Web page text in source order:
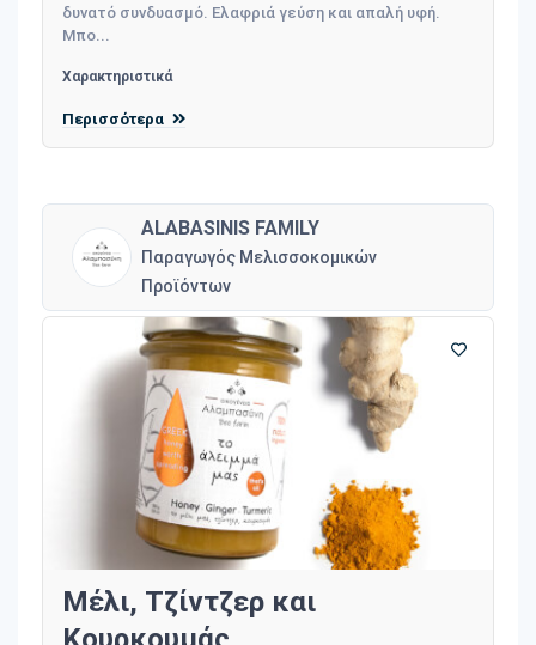
δυνατό συνδυασμό. Ελαφριά γεύση και απαλή υφή.
Μπο...
Χαρακτηριστικά
Περισσότερα
ALABASINIS FAMILY
Παραγωγός Μελισσοκομικών
Προϊόντων
Μέλι, Τζίντζερ και